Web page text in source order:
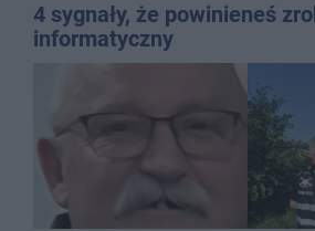
4 sygnały, że powinieneś
informatyczny